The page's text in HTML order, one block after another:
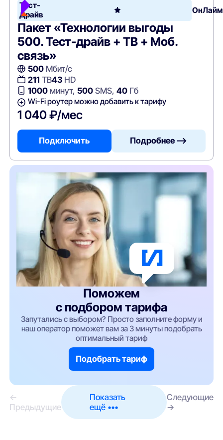
Тест-
Драйв
ОнЛайм
Пакет «Технологии выгоды
500. Тест-драйв + ТВ + Моб.
связь»
500Мбит/с
211 ТВ43HD
1000минут, 500SMS, 40Гб
Wi-Fi роутер можно добавить к тарифу
1 040 ₽/мес
Подключить Подробнее —>
Поможем
с подбором тарифа
Запутались с выбором? Просто заполните форму и
наш оператор поможет вам за 3 минуты подобрать
оптимальный тариф
Подобрать тариф
←
Предыдущие
Показать
ещё •••
Следующие
→